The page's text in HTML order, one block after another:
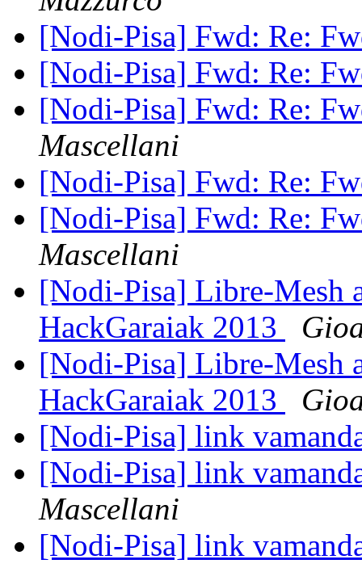
[Nodi-Pisa] Fwd: Re:
[Nodi-Pisa] Fwd: Re:
[Nodi-Pisa] Fwd: Re:
Mascellani
[Nodi-Pisa] Fwd: Re:
[Nodi-Pisa] Fwd: Re:
Mascellani
[Nodi-Pisa] Libre-Mesh
HackGaraiak 2013
[Nodi-Pisa] Libre-Mesh
HackGaraiak 2013
[Nodi-Pisa] link
[Nodi-Pisa] link
Mascellani
[Nodi-Pisa] link